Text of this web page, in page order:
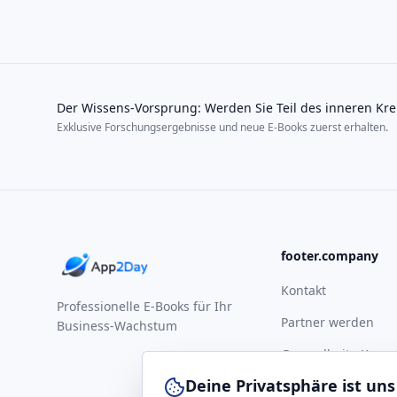
Der Wissens-Vorsprung: Werden Sie Teil des inneren
Exklusive Forschungsergebnisse und neue E-Books zuerst erhalten.
Professionelle E-Books für Ihr
Business-Wachstum
footer.company
Kontakt
Partner werden
Gesundheits-
Deine Privatsphäre ist